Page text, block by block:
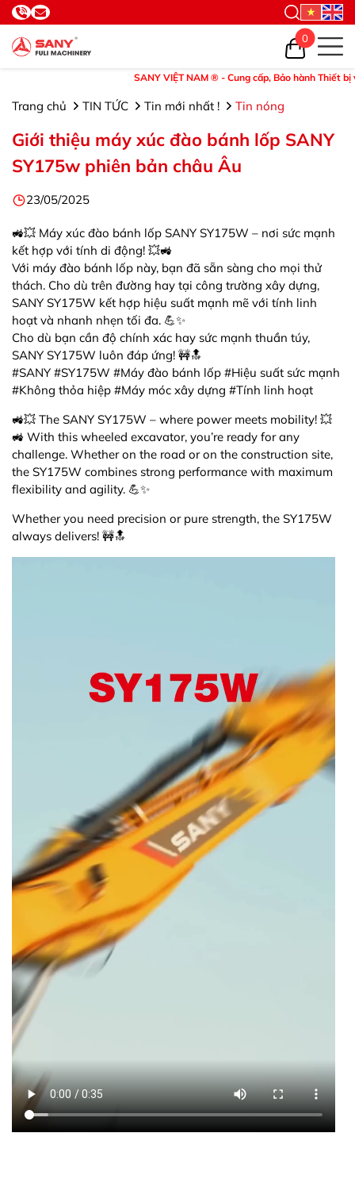
SANY VIỆT NAM ® - Cung cấp, Bảo hành Thiết bị và
0
Trang chủ TIN TỨC Tin mới nhất ! Tin nóng
Giới thiệu máy xúc đào bánh lốp SANY
SY175w phiên bản châu Âu
23/05/2025
🚜💥 Máy xúc đào bánh lốp SANY SY175W – nơi sức mạnh
kết hợp với tính di động! 💥🚜
Với máy đào bánh lốp này, bạn đã sẵn sàng cho mọi thử
thách. Cho dù trên đường hay tại công trường xây dựng,
SANY SY175W kết hợp hiệu suất mạnh mẽ với tính linh
hoạt và nhanh nhẹn tối đa. 💪✨
Cho dù bạn cần độ chính xác hay sức mạnh thuần túy,
SANY SY175W luôn đáp ứng! 🚧🔝
#SANY #SY175W #Máy đào bánh lốp #Hiệu suất sức mạnh
#Không thỏa hiệp #Máy móc xây dựng #Tính linh hoạt
🚜💥 The SANY SY175W – where power meets mobility! 💥
🚜 With this wheeled excavator, you’re ready for any
challenge. Whether on the road or on the construction site,
the SY175W combines strong performance with maximum
flexibility and agility. 💪✨
Whether you need precision or pure strength, the SY175W
always delivers! 🚧🔝